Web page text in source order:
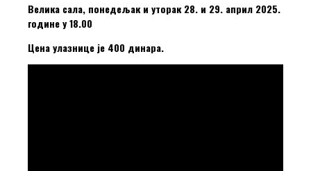
Велика сала, понедељак и уторак 28. и 29. април 2025.
године у 18.00
Цена улазнице је 400 динара.